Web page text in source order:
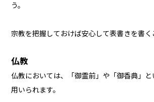
う。
宗教を把握しておけば安心して表書きを書く
仏教
仏教においては、「御霊前」や「御香典」と
用いられます。